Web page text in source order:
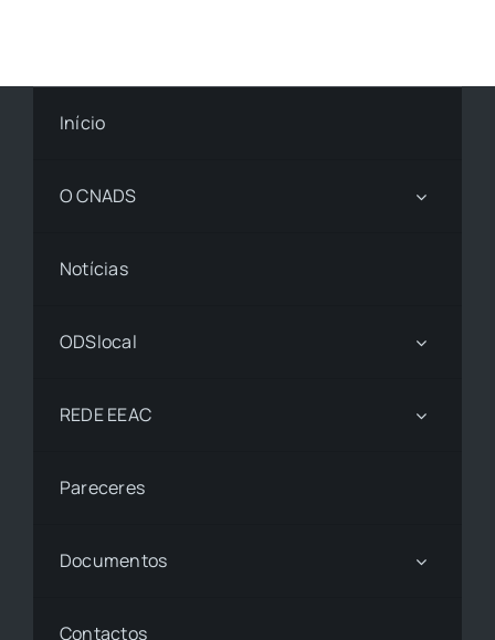
Início
O CNADS
Notícias
ODSlocal
REDE EEAC
Pareceres
Documentos
Contactos